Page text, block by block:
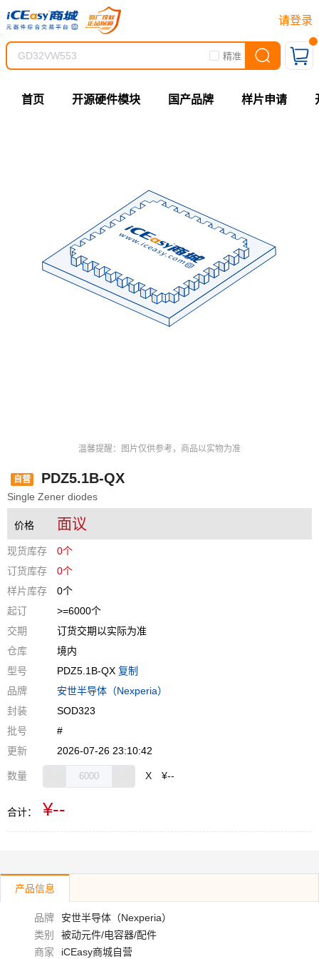
请登录
精准
首页 开源硬件模块 国产品牌 样片申请
温馨提醒：图片仅供参考，商品以实物为准
自营 PDZ5.1B-QX
Single Zener diodes
价格 面议
现货库存
0个
订货库存
0个
样片库存
0个
起订
>=6000个
交期
订货交期以实际为准
仓库
境内
型号
PDZ5.1B-QX 复制
品牌
安世半导体（Nexperia）
封装
SOD323
批号
#
更新
2026-07-26 23:10:42
数量 X ¥--
合计： ¥--
产品信息
品牌
安世半导体（Nexperia）
类别
被动元件/电容器/配件
商家
iCEasy商城自营